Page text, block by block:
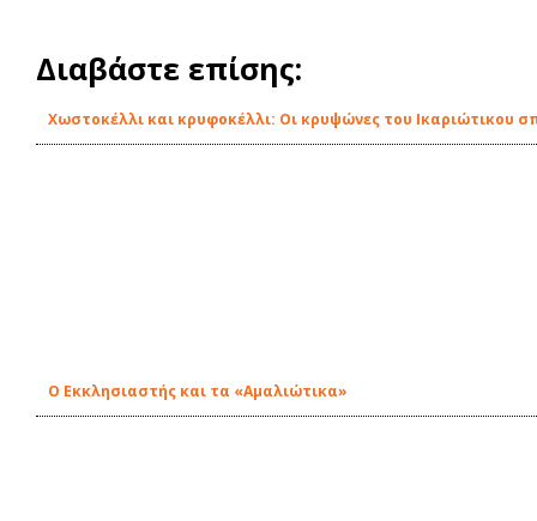
Διαβάστε επίσης:
Χωστοκέλλι και κρυφοκέλλι: Οι κρυψώνες του Ικαριώτικου
O Εκκλησιαστής και τα «Αμαλιώτικα»